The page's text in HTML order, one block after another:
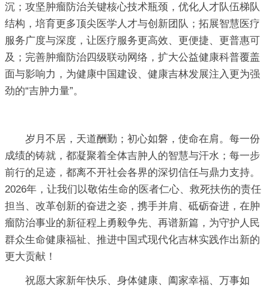
沉；攻坚肿瘤防治关键核心技术瓶颈，优化人才队伍梯队
结构，培育更多顶尖医学人才与创新团队；拓展智慧医疗
服务广度与深度，让医疗服务更高效、更便捷、更普惠可
及；完善肿瘤防治四级联动网络，扩大公益健康科普覆盖
面与影响力，为健康中国建设、健康吉林发展注入更为强
劲的“吉肿力量”。
岁月不居，天道酬勤；初心如磐，使命在肩。每一份
成绩的铸就，都凝聚着全体吉肿人的智慧与汗水；每一步
前行的足迹，都离不开社会各界的深切信任与鼎力支持。
2026年，让我们以敬佑生命的医者仁心、救死扶伤的责任
担当、改革创新的奋进之姿，携手并肩、砥砺奋进，在肿
瘤防治事业的新征程上勇毅争先、再谱新篇，为守护人民
群众生命健康福祉、推进中国式现代化吉林实践作出新的
更大贡献！
祝愿大家新年快乐、身体健康、阖家幸福、万事如